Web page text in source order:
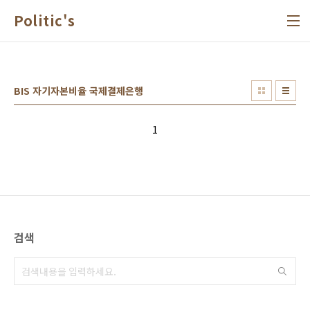
Politic's
BIS 자기자본비율 국제결제은행
1
검색